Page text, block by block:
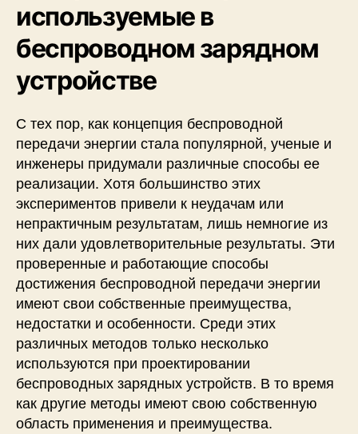
используемые в
беспроводном зарядном
устройстве
С тех пор, как концепция беспроводной
передачи энергии стала популярной, ученые и
инженеры придумали различные способы ее
реализации. Хотя большинство этих
экспериментов привели к неудачам или
непрактичным результатам, лишь немногие из
них дали удовлетворительные результаты. Эти
проверенные и работающие способы
достижения беспроводной передачи энергии
имеют свои собственные преимущества,
недостатки и особенности. Среди этих
различных методов только несколько
используются при проектировании
беспроводных зарядных устройств. В то время
как другие методы имеют свою собственную
область применения и преимущества.